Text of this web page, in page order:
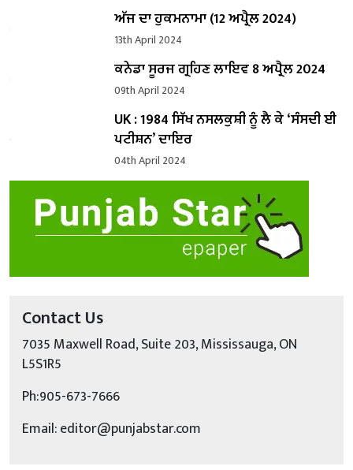
ਅੱਜ ਦਾ ਹੁਕਮਨਾਮਾ (12 ਅਪ੍ਰੈਲ 2024)
13th April 2024
ਕਨੇਡਾ ਸੂਰਜ ਗ੍ਰਹਿਣ ਲਾਇਵ 8 ਅਪ੍ਰੈਲ 2024
09th April 2024
UK : 1984 ਸਿੱਖ ਨਸਲਕੁਸ਼ੀ ਨੂੰ ਲੈ ਕੇ ‘ਸੰਸਦੀ ਈ
ਪਟੀਸ਼ਨ’ ਦਾਇਰ
04th April 2024
Contact Us
7035 Maxwell Road, Suite 203, Mississauga, ON
L5S1R5
Ph:905-673-7666
Email: editor@punjabstar.com